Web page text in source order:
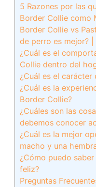
5 Razones por las
Border Collie como
Border Collie vs
de perro es mejor? |
¿Cuál es el
Collie dentro del
¿Cuál es el
¿Cuál es la
Border Collie?
¿Cuáles son las
debemos conocer
¿Cuál es la mejor
macho y una
¿Cómo puedo
feliz?
Preguntas